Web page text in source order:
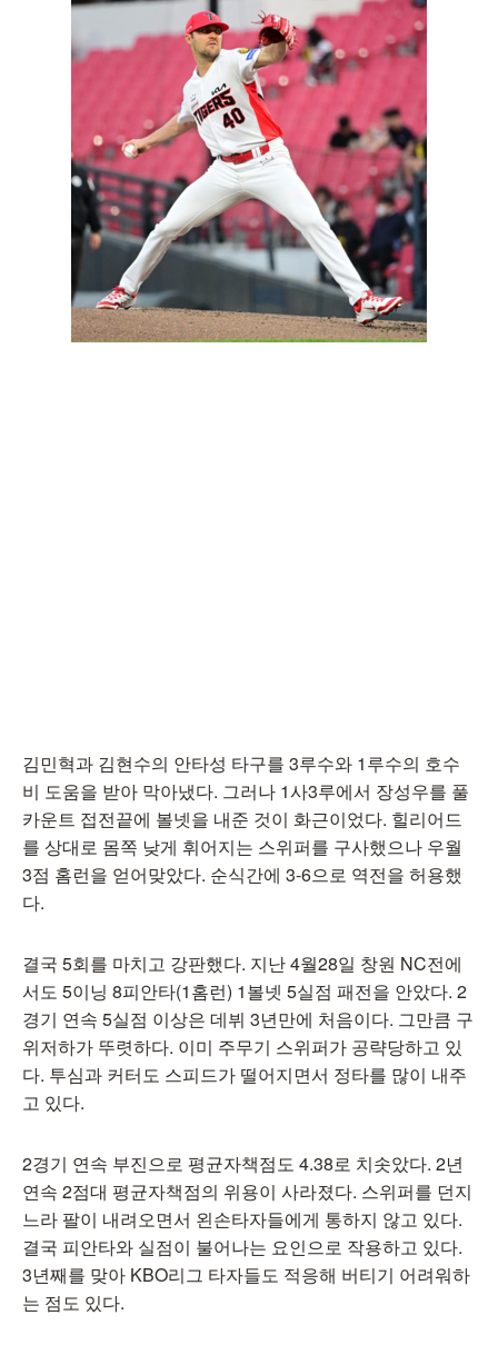
김민혁과 김현수의 안타성 타구를 3루수와 1루수의 호수
비 도움을 받아 막아냈다. 그러나 1사3루에서 장성우를 풀
카운트 접전끝에 볼넷을 내준 것이 화근이었다. 힐리어드
를 상대로 몸쪽 낮게 휘어지는 스위퍼를 구사했으나 우월
3점 홈런을 얻어맞았다. 순식간에 3-6으로 역전을 허용했
다.
결국 5회를 마치고 강판했다. 지난 4월28일 창원 NC전에
서도 5이닝 8피안타(1홈런) 1볼넷 5실점 패전을 안았다. 2
경기 연속 5실점 이상은 데뷔 3년만에 처음이다. 그만큼 구
위저하가 뚜렷하다. 이미 주무기 스위퍼가 공략당하고 있
다. 투심과 커터도 스피드가 떨어지면서 정타를 많이 내주
고 있다.
2경기 연속 부진으로 평균자책점도 4.38로 치솟았다. 2년
연속 2점대 평균자책점의 위용이 사라졌다. 스위퍼를 던지
느라 팔이 내려오면서 왼손타자들에게 통하지 않고 있다.
결국 피안타와 실점이 불어나는 요인으로 작용하고 있다.
3년째를 맞아 KBO리그 타자들도 적응해 버티기 어려워하
는 점도 있다.